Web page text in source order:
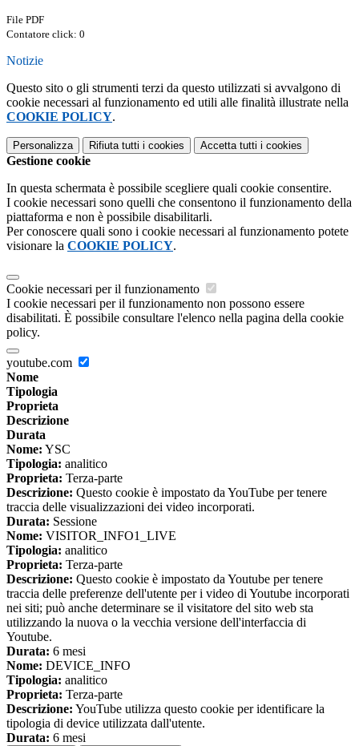
File PDF
Contatore click: 0
Notizie
Questo sito o gli strumenti terzi da questo utilizzati si avvalgono di
cookie necessari al funzionamento ed utili alle finalità illustrate nella
COOKIE POLICY.
Personalizza Rifiuta tutti i cookies Accetta tutti i cookies
Gestione cookie
In questa schermata è possibile scegliere quali cookie consentire.
I cookie necessari sono quelli che consentono il funzionamento della
piattaforma e non è possibile disabilitarli.
Per conoscere quali sono i cookie necessari al funzionamento potete
visionare la COOKIE POLICY.
Cookie necessari per il funzionamento
I cookie necessari per il funzionamento non possono essere
disabilitati. È possibile consultare l'elenco nella pagina della cookie
policy.
youtube.com
Nome
Tipologia
Proprieta
Descrizione
Durata
Nome: YSC
Tipologia: analitico
Proprieta: Terza-parte
Descrizione: Questo cookie è impostato da YouTube per tenere
traccia delle visualizzazioni dei video incorporati.
Durata: Sessione
Nome: VISITOR_INFO1_LIVE
Tipologia: analitico
Proprieta: Terza-parte
Descrizione: Questo cookie è impostato da Youtube per tenere
traccia delle preferenze dell'utente per i video di Youtube incorporati
nei siti; può anche determinare se il visitatore del sito web sta
utilizzando la nuova o la vecchia versione dell'interfaccia di
Youtube.
Durata: 6 mesi
Nome: DEVICE_INFO
Tipologia: analitico
Proprieta: Terza-parte
Descrizione: YouTube utilizza questo cookie per identificare la
tipologia di device utilizzata dall'utente.
Durata: 6 mesi